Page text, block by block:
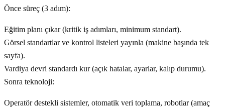
Önce süreç (3 adım):
Eğitim planı çıkar (kritik iş adımları, minimum standart).
Görsel standartlar ve kontrol listeleri yayınla (makine başında tek
sayfa).
Vardiya devri standardı kur (açık hatalar, ayarlar, kalıp durumu).
Sonra teknoloji:
Operatör destekli sistemler, otomatik veri toplama, robotlar (amaç